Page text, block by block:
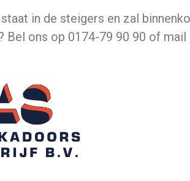
in de steigers en zal
Bel ons op 0174-79 90 90 of mail